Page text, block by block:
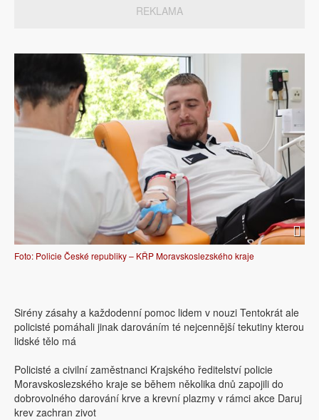
REKLAMA
Foto: Policie České republiky – KŘP Moravskoslezského kraje
Sirény zásahy a každodenní pomoc lidem v nouzi Tentokrát ale
policisté pomáhali jinak darováním té nejcennější tekutiny kterou
lidské tělo má
Policisté a civilní zaměstnanci Krajského ředitelství policie
Moravskoslezského kraje se během několika dnů zapojili do
dobrovolného darování krve a krevní plazmy v rámci akce Daruj
krev zachran zivot